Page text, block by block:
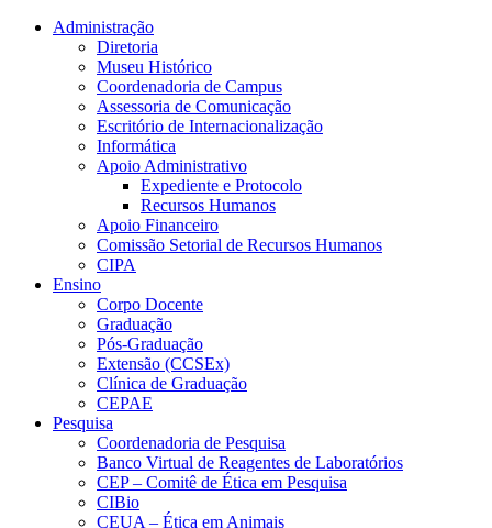
Conteúdo principal Menu principal
Administração
Diretoria
Museu Histórico
Coordenadoria de Campus
Assessoria de Comunicação
Escritório de Internacionalização
Informática
Apoio Administrativo
Expediente e Protocolo
Recursos Humanos
Apoio Financeiro
Comissão Setorial de Recursos Humanos
CIPA
Ensino
Corpo Docente
Graduação
Pós-Graduação
Extensão (CCSEx)
Clínica de Graduação
CEPAE
Pesquisa
Coordenadoria de Pesquisa
Banco Virtual de Reagentes de Laboratórios
CEP – Comitê de Ética em Pesquisa
CIBio
CEUA – Ética em Animais